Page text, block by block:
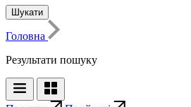
Шукати
Головна
Результати пошуку